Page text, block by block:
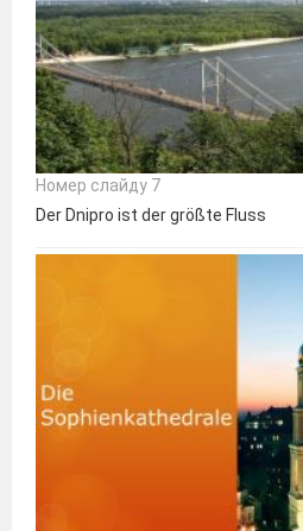
Номер слайду 7
Der Dnipro ist der größte Fluss